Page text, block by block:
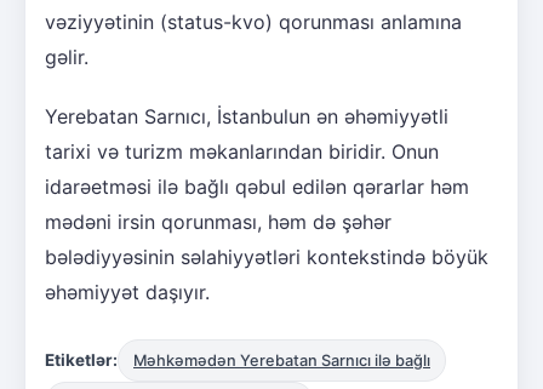
vəziyyətinin (status-kvo) qorunması anlamına
gəlir.
Yerebatan Sarnıcı, İstanbulun ən əhəmiyyətli
tarixi və turizm məkanlarından biridir. Onun
idarəetməsi ilə bağlı qəbul edilən qərarlar həm
mədəni irsin qorunması, həm də şəhər
bələdiyyəsinin səlahiyyətləri kontekstində böyük
əhəmiyyət daşıyır.
Etiketlər: Məhkəmədən Yerebatan Sarnıcı ilə bağlı